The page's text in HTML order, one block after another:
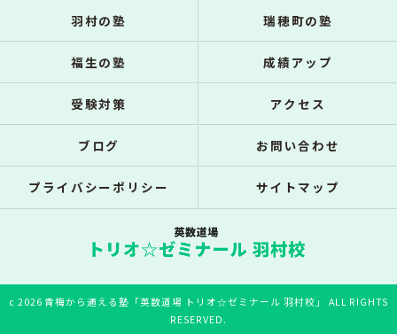
羽村の塾 瑞穂町の塾
福生の塾 成績アップ
受験対策 アクセス
ブログ お問い合わせ
プライバシーポリシー サイトマップ
c 2026 青梅から通える塾「英数道場 トリオ☆ゼミナール 羽村校」 ALL RIGHTS
RESERVED.